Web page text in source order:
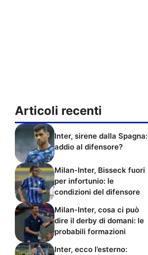
Articoli recenti
Inter, sirene dalla Spagna:
addio al difensore?
Milan-Inter, Bisseck fuori
per infortunio: le
condizioni del difensore
Milan-Inter, cosa ci può
dire il derby di domani: le
probabili formazioni
Inter, ecco l’esterno: